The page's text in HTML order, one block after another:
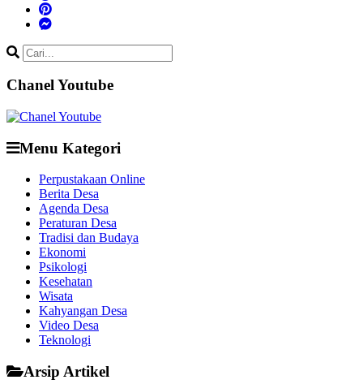
Chanel Youtube
Menu Kategori
Perpustakaan Online
Berita Desa
Agenda Desa
Peraturan Desa
Tradisi dan Budaya
Ekonomi
Psikologi
Kesehatan
Wisata
Kahyangan Desa
Video Desa
Teknologi
Arsip Artikel